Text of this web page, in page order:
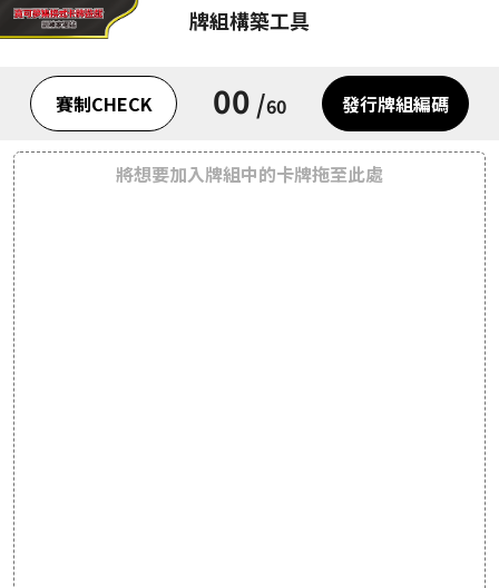
牌組構築工具
賽制CHECK 00 /60 發行牌組編碼
將想要加入牌組中的卡牌拖至此處